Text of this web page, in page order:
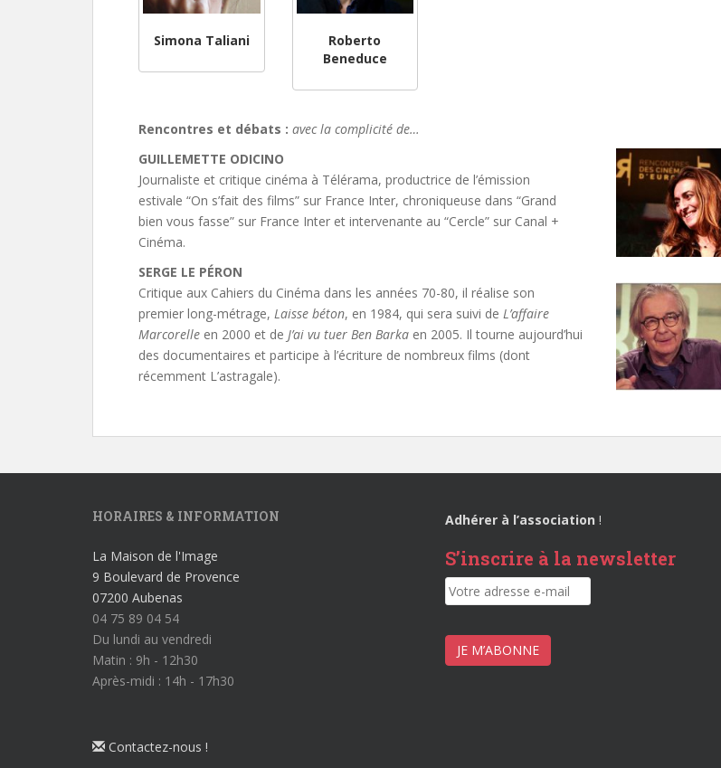
Simona Taliani
Roberto
Beneduce
Rencontres et débats : avec la complicité de…
GUILLEMETTE ODICINO
Journaliste et critique cinéma à Télérama, productrice de l’émission
estivale “On s’fait des films” sur France Inter, chroniqueuse dans “Grand
bien vous fasse” sur France Inter et intervenante au “Cercle” sur Canal +
Cinéma.
SERGE LE PÉRON
Critique aux Cahiers du Cinéma dans les années 70-80, il réalise son
premier long-métrage, Laisse béton, en 1984, qui sera suivi de L’affaire
Marcorelle en 2000 et de J’ai vu tuer Ben Barka en 2005. Il tourne aujourd’hui
des documentaires et participe à l’écriture de nombreux films (dont
récemment L’astragale).
HORAIRES & INFORMATION
La Maison de l'Image
9 Boulevard de Provence
07200 Aubenas
04 75 89 04 54
Du lundi au vendredi
Matin : 9h - 12h30
Après-midi : 14h - 17h30
Contactez-nous !
Adhérer à l’association !
S’inscrire à la newsletter
JE M’ABONNE